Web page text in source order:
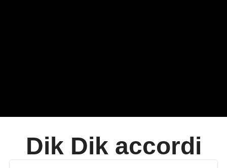
Dik Dik accordi